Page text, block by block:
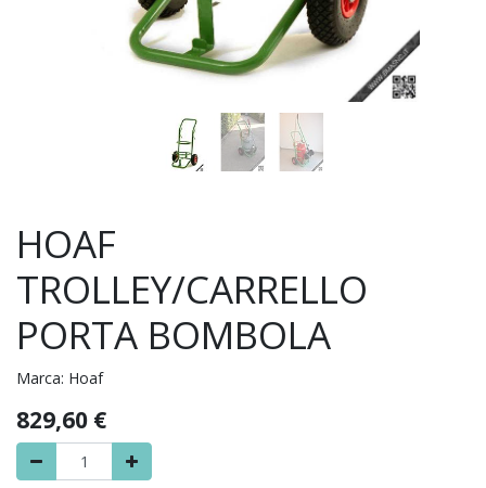
HOAF
TROLLEY/CARRELLO
PORTA BOMBOLA
Marca: Hoaf
829,60 €